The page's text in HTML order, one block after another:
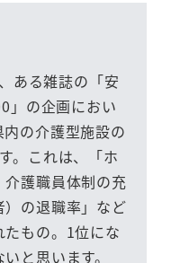
ある雑誌の「安
」の企画におい
の介護型施設の
。これは、「ホ
護職員体制の充
の退職率」など
もの。1位にな
と思います。